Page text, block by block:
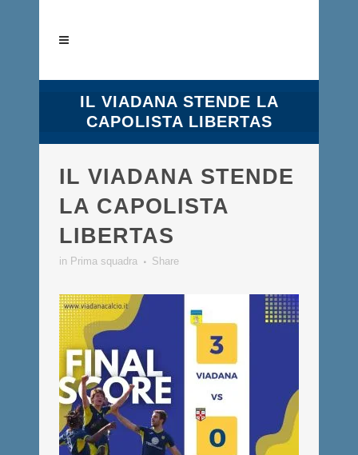
IL VIADANA STENDE LA
CAPOLISTA LIBERTAS
IL VIADANA STENDE
LA CAPOLISTA
LIBERTAS
in Prima squadra Share